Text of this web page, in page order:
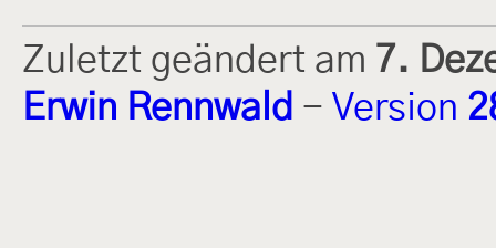
Zuletzt geändert am 7.
Erwin Rennwald - Version